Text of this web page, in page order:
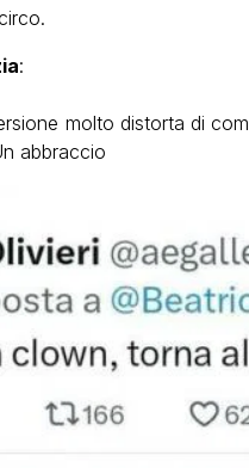
:
molto distorta di
abbraccio